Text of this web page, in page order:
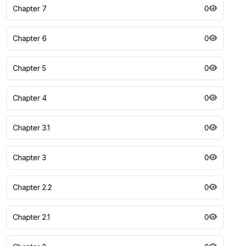
Chapter 7 0
Chapter 6 0
Chapter 5 0
Chapter 4 0
Chapter 3.1 0
Chapter 3 0
Chapter 2.2 0
Chapter 2.1 0